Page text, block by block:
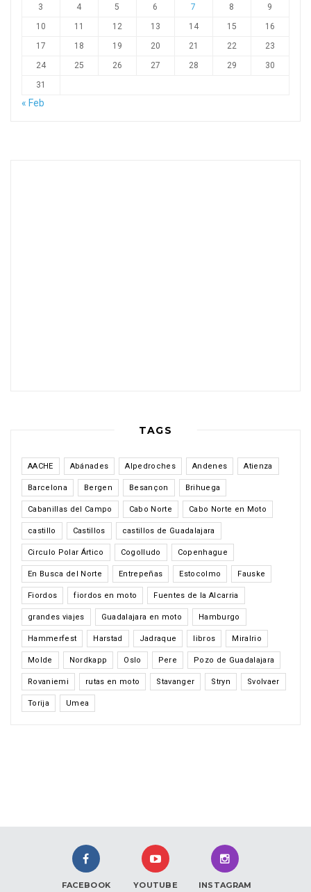
3 4 5 6 7 8
9
10
11 12 13 14 15
16
17
18 19 20 21 22
23
24
25 26 27 28 29
30
31
« Feb
TAGS
AACHE Abánades Alpedroches Andenes Atienza
Barcelona Bergen Besançon Brihuega
Cabanillas del Campo Cabo Norte Cabo Norte en Moto
castillo Castillos castillos de Guadalajara
Circulo Polar Ártico Cogolludo Copenhague
En Busca del Norte Entrepeñas Estocolmo Fauske
Fiordos fiordos en moto Fuentes de la Alcarria
grandes viajes Guadalajara en moto Hamburgo
Hammerfest Harstad Jadraque libros Miralrio
Molde Nordkapp Oslo Pere Pozo de Guadalajara
Rovaniemi rutas en moto Stavanger Stryn Svolvaer
Torija Umea
FACEBOOK YOUTUBE INSTAGRAM